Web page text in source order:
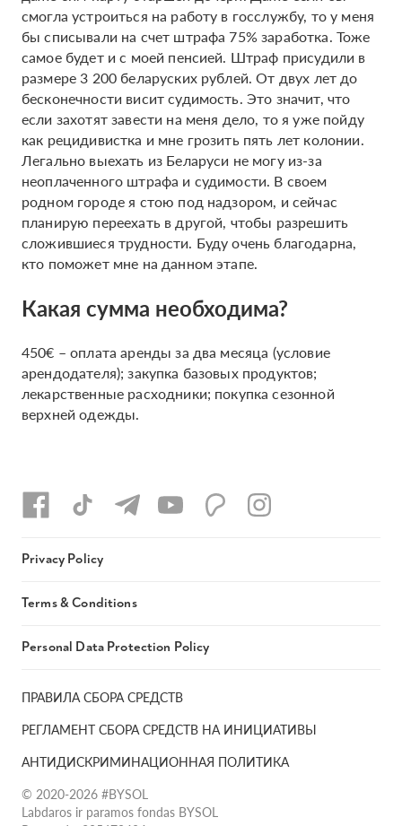
смогла устроиться на работу в госслужбу, то у меня
бы списывали на счет штрафа 75% заработка. Тоже
самое будет и с моей пенсией. Штраф присудили в
размере 3 200 беларуских рублей. От двух лет до
бесконечности висит судимость. Это значит, что
если захотят завести на меня дело, то я уже пойду
как рецидивистка и мне грозить пять лет колонии.
Легально выехать из Беларуси не могу из-за
неоплаченного штрафа и судимости. В своем
родном городе я стою под надзором, и сейчас
планирую переехать в другой, чтобы разрешить
сложившиеся трудности. Буду очень благодарна,
кто поможет мне на данном этапе.
Какая сумма необходима?
450€ – оплата аренды за два месяца (условие
арендодателя); закупка базовых продуктов;
лекарственные расходники; покупка сезонной
верхней одежды.
ПРАВИЛА СБОРА СРЕДСТВ
РЕГЛАМЕНТ СБОРА СРЕДСТВ НА ИНИЦИАТИВЫ
АНТИДИСКРИМИНАЦИОННАЯ ПОЛИТИКА
© 2020-2026 #BYSOL
Labdaros ir paramos fondas BYSOL
Privacy Policy
Terms & Conditions
Personal Data Protection Policy